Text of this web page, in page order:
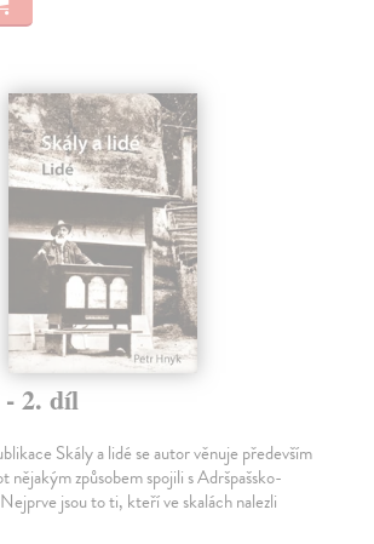
2. díl
Skály a lidé se autor věnuje především
nějakým způsobem spojili s Adršpašsko-
jsou to ti, kteří ve skalách nalezli